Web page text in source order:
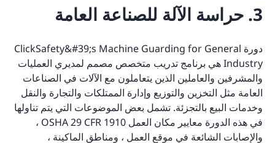
3. حراسة الآلة للصناعة العامة
دورة ClickSafety&#39;s Machine Guarding for General
Industry هي برنامج تدريب متخصص مصمم لمديري العمليات
والمشرفين والعاملين الذين يتعاملون مع الآلات في الصناعات
العامة مثل التخزين والتوزيع وإدارة الممتلكات والتجارة والنقل
وخدمات البيع بالتجزئة. تشمل بعض الموضوعات التي يتم تناولها
في هذه الدورة معايير مكان العمل OSHA 29 CFR 1910 ،
والإصابات الشائعة في موقع العمل ، ومناطق الماكينة ،